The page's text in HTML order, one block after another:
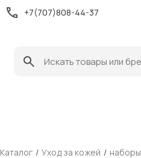
+7(707)808-44-37
Каталог Уход за кожей наборы